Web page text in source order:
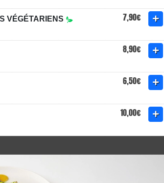
VÉGÉTARIENS 7,90€
8,90€
6,50€
10,00€